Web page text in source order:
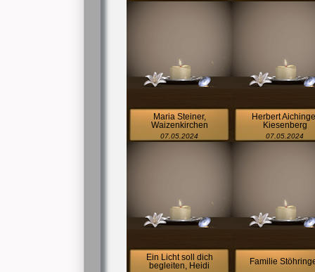
Maria Steiner,
Waizenkirchen
07.05.2024
Herbert
Kiesenberg
07.05.2024
Ein Licht soll dich
begleiten, Heidi
Familie